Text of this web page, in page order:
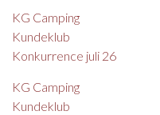
KG Camping
Kundeklub
Konkurrence juli 26
KG Camping
Kundeklub